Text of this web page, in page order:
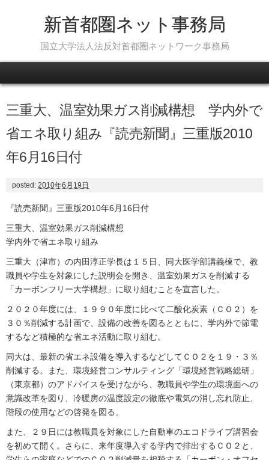
新首都圏ネット事務局
国立大学法人法反対首都圏ネットワーク事務局
三重大、温室効果ガス削減構想 学内外で
省エネ取り組み『読売新聞』三重版2010
年6月16日付
posted: 2010年6月19日
『読売新聞』三重版2010年6月16日付
三重大、温室効果ガス削減構想
学内外で省エネ取り組み
三重大（津市）の内田淳正学長は１５日、同大医学部講義棟で、教
職員や学生を対象にした説明会を開き、温室効果ガスを削減する
「カーボンフリー大学構想」に取り組むことを宣言した。
２０２０年度には、１９９０年度に比べて二酸化炭素（ＣＯ２）を
３０％削減する計画で、設備の改善を図るとともに、学内外で節電
するなど積極的な省エネ活動に取り組む。
同大は、最新の省エネ設備を導入するなどしてＣＯ２を１９・３％
削減する。また、環境経営コンサルティング「環境経営戦略総研」
（東京都）のアドバイスを受けながら、教職員や学生の環境面への
意識改革を図り、冷暖房の温度設定の徹底や電気の消し忘れ防止、
階段の使用などの啓発を図る。
また、２９日には教職員を対象にした自動車のエコドライブ講習会
を初めて開く。さらに、来年度導入する学内で排出するＣＯ２と、